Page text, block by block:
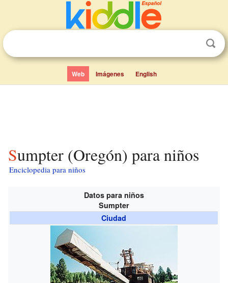
Web Imágenes English
Sumpter (Oregón) para niños
Enciclopedia para niños
Datos para niños
Sumpter
Ciudad